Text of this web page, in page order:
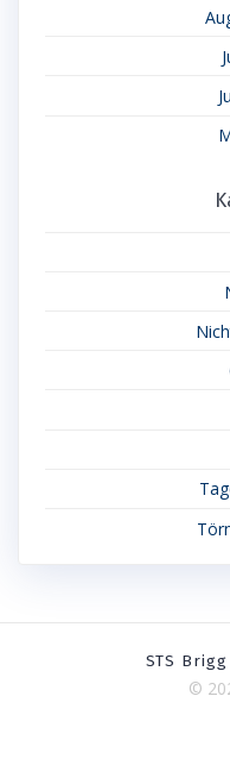
STS Brigg
©